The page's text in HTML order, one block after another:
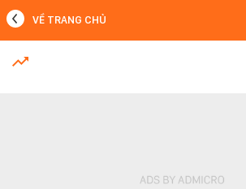
MỚI NHẤT
VỀ TRANG CHỦ